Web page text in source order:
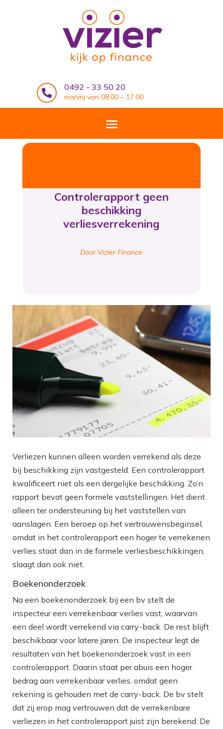

0492 - 33 50 20
ma/vrij van 08.00 – 17.00
Controlerapport geen
beschikking
verliesverrekening
Door Vizier Finance
Verliezen kunnen alleen worden verrekend als deze
bij beschikking zijn vastgesteld. Een controlerapport
kwalificeert niet als een dergelijke beschikking. Zo’n
rapport bevat geen formele vaststellingen. Het dient
alleen ter ondersteuning bij het vaststellen van
aanslagen. Een beroep op het vertrouwensbeginsel,
omdat in het controlerapport een hoger te verrekenen
verlies staat dan in de formele verliesbeschikkingen,
slaagt dan ook niet.
Boekenonderzoek
Na een boekenonderzoek bij een bv stelt de
inspecteur een verrekenbaar verlies vast, waarvan
een deel wordt verrekend via carry-back. De rest blijft
beschikbaar voor latere jaren. De inspecteur legt de
resultaten van het boekenonderzoek vast in een
controlerapport. Daarin staat per abuis een hoger
bedrag aan verrekenbaar verlies, omdat geen
rekening is gehouden met de carry-back. De bv stelt
dat zij erop mag vertrouwen dat de verrekenbare
verliezen in het controlerapport juist zijn berekend. De